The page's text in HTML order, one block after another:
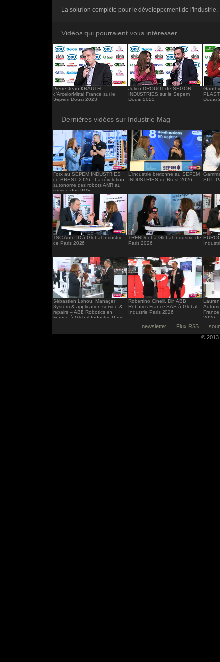
frameborder="0"></iframe>
La solution complète pour le développement de l’industrie.
Vidéos qui pourraient vous intéresser
Pierre-Jean KRAUTH
d’ArcelorMittal France sur le
Sepem Douai 2023
Julien DROUOT de SEGOR
INDUSTRIES sur le Sepem
Douai 2023
Douai
Dernières vidéos sur Industrie Mag
Forx au SEPEM INDUSTRIES
de BREST 2026 : La révolution
autonome des robots AMR au
service des PME
L'industrie bretonne au SEPEM
INDUSTRIES de Brest 2026
SITL
TSC Auto ID à Global Industrie
de Paris 2026
TRENDnet à Global Industrie de
Paris 2026
Sébastien Lohou, Manager
System & application service &
repairs – ABB Robotics en
France à Global Industrie Paris
Robertino Cinelli, Dir. ABB
Robotics France SAS à Global
Industrie Paris 2026
2026
newsletter Flux RSS
© 2013